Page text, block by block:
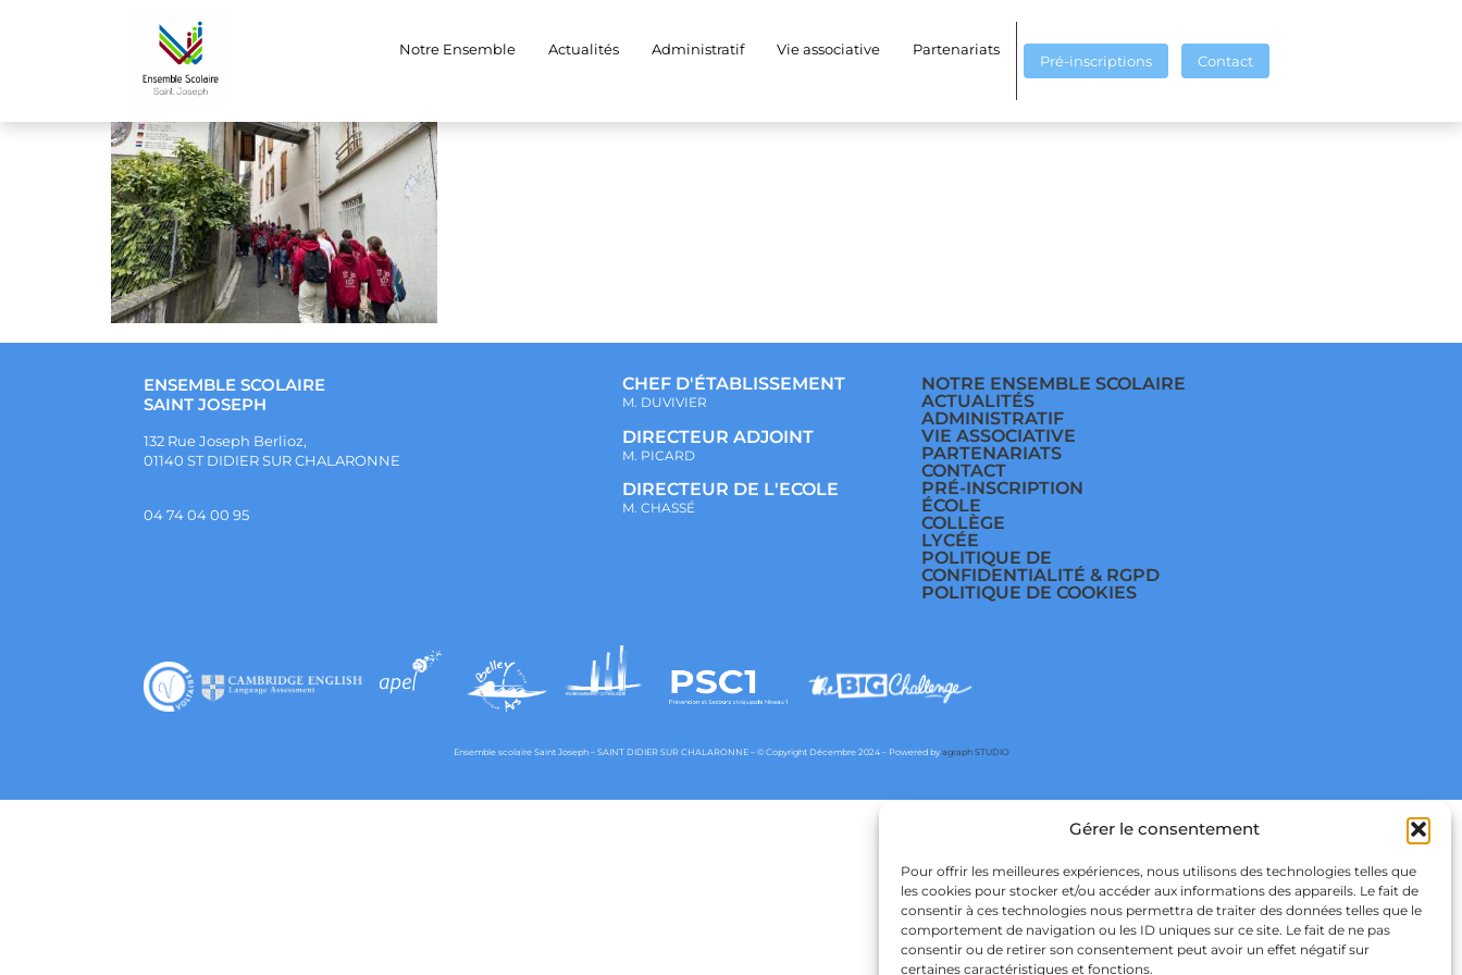
Gérer le consentement
Pour offrir les meilleures expériences, nous utilisons des technologies telles que
les cookies pour stocker et/ou accéder aux informations des appareils. Le fait de
consentir à ces technologies nous permettra de traiter des données telles que le
comportement de navigation ou les ID uniques sur ce site. Le fait de ne pas
consentir ou de retirer son consentement peut avoir un effet négatif sur
certaines caractéristiques et fonctions.
Notre Ensemble Actualités Administratif Vie associative Partenariats
Pré-inscriptions Contact
385048390_789697879624297_25656755444437149_n
ENSEMBLE SCOLAIRE
SAINT JOSEPH
132 Rue Joseph Berlioz,
01140 ST DIDIER SUR CHALARONNE
04 74 04 00 95
CHEF D'ÉTABLISSEMENT
M. DUVIVIER
DIRECTEUR ADJOINT
M. PICARD
DIRECTEUR DE L'ECOLE
M. CHASSÉ
NOTRE ENSEMBLE SCOLAIRE
ACTUALITÉS
ADMINISTRATIF
VIE ASSOCIATIVE
PARTENARIATS
CONTACT
PRÉ-INSCRIPTION
ÉCOLE
COLLÈGE
LYCÉE
POLITIQUE DE
CONFIDENTIALITÉ & RGPD
POLITIQUE DE COOKIES
Ensemble scolaire Saint Joseph – SAINT DIDIER SUR CHALARONNE – © Copyright Décembre 2024 – Powered by agraph STUDIO